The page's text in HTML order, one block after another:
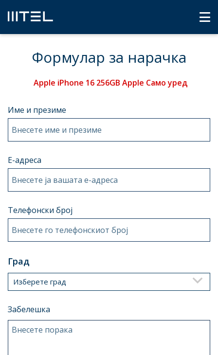
Формулар за нарачка
Apple iPhone 16 256GB Apple Само уред
Име и презиме
Внесете име и презиме
Е-адреса
Внесете ја вашата e-адреса
Телефонски број
Внесете го телефонскиот број
Град
Изберете град
Забелешка
Внесете порака